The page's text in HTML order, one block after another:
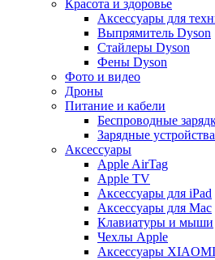
Красота и здоровье
Аксессуары для
Выпрямитель Dyson
Стайлеры Dyson
Фены Dyson
Фото и видео
Дроны
Питание и кабели
Беспроводные
Зарядные
Аксессуары
Apple AirTag
Apple TV
Аксессуары для iPad
Аксессуары для Mac
Клавиатуры и мыши
Чехлы Apple
Аксессуары XIAOMI